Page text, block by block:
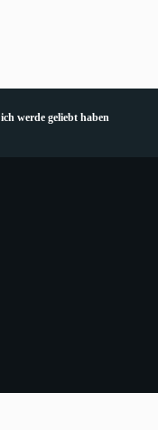
ich werde geliebt haben